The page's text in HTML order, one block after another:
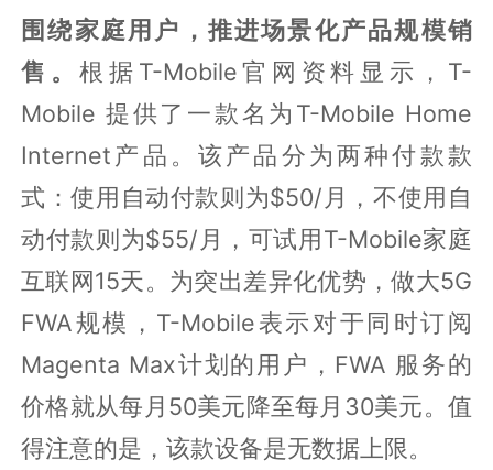
围绕家庭用户，推进场景化产品规模销
售。根据T-Mobile官网资料显示，T-
Mobile 提供了一款名为T-Mobile Home
Internet产品。该产品分为两种付款款
式：使用自动付款则为$50/月，不使用自
动付款则为$55/月，可试用T-Mobile家庭
互联网15天。为突出差异化优势，做大5G
FWA规模，T-Mobile表示对于同时订阅
Magenta Max计划的用户，FWA 服务的
价格就从每月50美元降至每月30美元。值
得注意的是，该款设备是无数据上限。